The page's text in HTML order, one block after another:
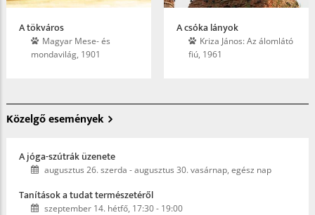
A tökváros
Magyar Mese- és
mondavilág, 1901
A csóka lányok
Kriza János: Az álomlátó
fiú, 1961
Közelgő események
A jóga-szútrák üzenete
augusztus 26. szerda -augusztus 30. vasárnap, egész nap
Tanítások a tudat természetéről
szeptember 14. hétfő, 17:30- 19:00